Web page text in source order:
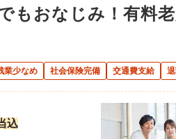
もおなじみ！有料
業少なめ 社会保険完備 交通費支給
込